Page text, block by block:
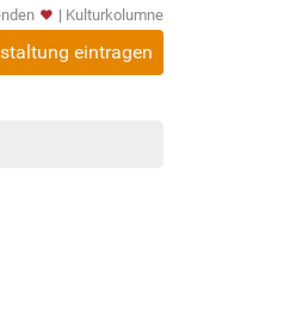
| Kulturkolumne
eintragen